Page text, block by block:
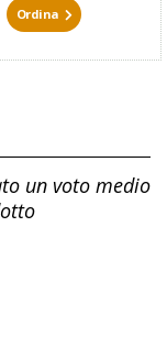
Ordina
un voto medio